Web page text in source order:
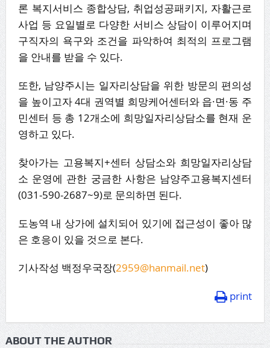
론 복지서비스 종합상담, 취업성공패키지, 자활근로
사업 등 요일별로 다양한 서비스 상담이 이루어지며
구직자의 욕구와 조건을 파악하여 최적의 프로그램
을 안내를 받을 수 있다.
또한, 남양주시는 일자리상담을 위한 방문의 편의성
을 높이고자 4대 권역별 희망케어센터와 읍·면·동 주
민센터 등 총 12개소에 희망일자리상담소를 현재 운
영하고 있다.
찾아가는 고용복지+센터 상담소와 희망일자리상담
소 운영에 관한 궁금한 사항은 남양주고용복지센터
(031-590-2687~9)로 문의하면 된다.
도농역 내 상가에 설치되어 있기에 접근성이 좋아 많
은 호응이 있을 것으로 본다.
기사작성 백정우국장(2959@hanmail.net)
print
ABOUT THE AUTHOR